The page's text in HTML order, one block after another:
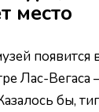
место
появится
Лас-
бы,